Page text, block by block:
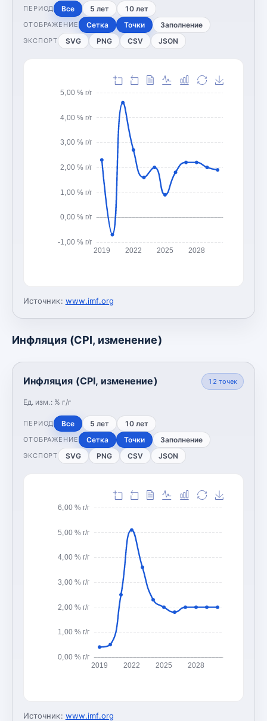
ПЕРИОД Все 5 лет 10 лет
ОТОБРАЖЕНИЕ Сетка Точки Заполнение
ЭКСПОРТ SVG PNG CSV JSON
-1,00 % г/г
0,00 % г/г
1,00 % г/г
2,00 % г/г
3,00 % г/г
4,00 % г/г
5,00 % г/г
2019 2022 2025 2028
Источник: www.imf.org
Инфляция (CPI, изменение)
Инфляция (CPI, изменение)
Ед. изм.: % г/г
12 точек
ПЕРИОД Все 5 лет 10 лет
ОТОБРАЖЕНИЕ Сетка Точки Заполнение
ЭКСПОРТ SVG PNG CSV JSON
0,00 % г/г
1,00 % г/г
2,00 % г/г
3,00 % г/г
4,00 % г/г
5,00 % г/г
6,00 % г/г
2019 2022 2025 2028
Источник: www.imf.org